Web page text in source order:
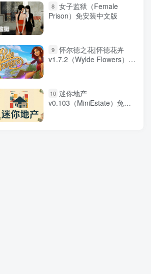
8 女子监狱（Female
Prison）免安装中文版
9 怀尔德之花|怀德花卉
v1.7.2（Wylde Flowers）免
10 迷你地产
v0.103（MiniEstate）免安